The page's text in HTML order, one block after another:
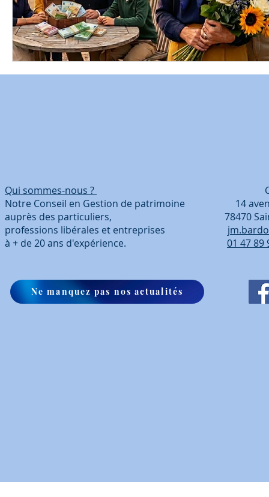
Qui sommes-nous ?
Notre Conseil en Gestion de patrimoine 14
auprès des particuliers, 78470 Saint-
professions libérales et entreprises
à + de 20 ans d'expérience. 01 47 89
Ne manquez pas nos actualités